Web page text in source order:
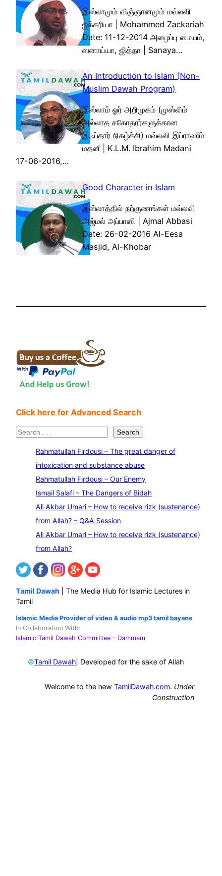
இஸ்லாமும் விஞ்ஞானமும் மவ்லவி
ஜக்கரியா | Mohammed Zackariah
Date: 11-12-2014 அழைப்பு மையம்,
ஸனாய்யா, ஜித்தா | Sanaya…
An Introduction to Islam (Non-
Muslim Dawah Program)
இஸ்லாம் ஓர் அறிமுகம் (முஸ்லிம்
அல்லாத சகோதரர்களுக்கான
இஃப்தார் நிகழ்ச்சி) மவ்லவி இப்ராஹீம்
மதனீ | K.L.M. Ibrahim Madani
17-06-2016,…
Good Character in Islam
இஸ்லாத்தில் நற்குணங்கள் மவ்லவி
அஜ்மல் அப்பாஸி | Ajmal Abbasi
Date: 26-02-2016 Al-Eesa
Masjid, Al-Khobar
Click here for Advanced Search
S
Search
Rahmatullah Firdousi – The great danger of
intoxication and substance abuse
Rahmatullah Firdousi – Our Enemy
Ismail Salafi – The Dangers of Bidah
Ali Akbar Umari – How to receive rizk (sustenance)
from Allah? – Q&A Session
Ali Akbar Umari – How to receive rizk (sustenance)
from Allah?
Tamil Dawah | The Media Hub for Islamic Lectures in
Tamil
Islamic Media Provider of video & audio mp3 tamil bayans
In Collaboration With:
Islamic Tamil Dawah Committee – Dammam
©Tamil Dawah | Developed for the sake of Allah
Welcome to the new TamilDawah.com. Under
Construction